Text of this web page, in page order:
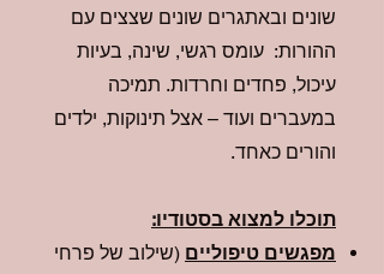
שונים ובאתגרים שונים שצצים עם
ההורות: עומס רגשי, שינה, בעיות
עיכול, פחדים וחרדות. תמיכה
במעברים ועוד – אצל תינוקות, ילדים
והורים כאחד.
תוכלו למצוא בסטודיו:
מפגשים טיפוליים (שילוב של פרחי